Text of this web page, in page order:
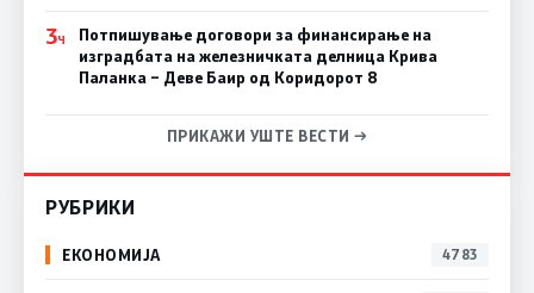
3Ч
Потпишување договори за финансирање на
изградбата на железничката делница Крива
Паланка – Деве Баир од Коридорот 8
ПРИКАЖИ УШТЕ ВЕСТИ →
РУБРИКИ
ЕКОНОМИЈА 4783